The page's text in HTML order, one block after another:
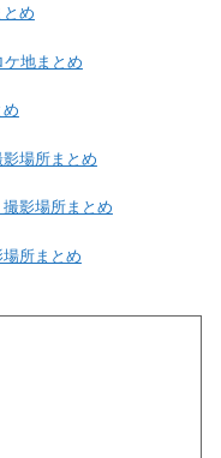
め
地まとめ
場所まとめ
影場所まとめ
所まとめ